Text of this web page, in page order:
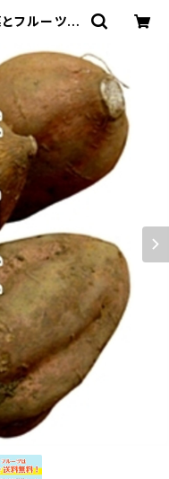
フルーツの